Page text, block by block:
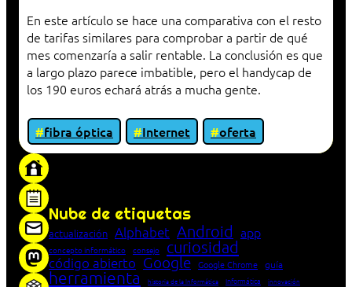
En este artículo se hace una comparativa con el resto
de tarifas similares para comprobar a partir de qué
mes comenzaría a salir rentable. La conclusión es que
a largo plazo parece imbatible, pero el handycap de
los 190 euros echará atrás a mucha gente.
fibra óptica Internet
oferta
Nube de etiquetas
actualización Alphabet Android app
concepto informático consejo curiosidad
código abierto Google Google Chrome guía
herramienta historia de la Informática Informática innovación